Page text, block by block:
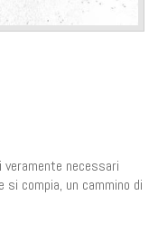
necessari
si compia, un cammino di